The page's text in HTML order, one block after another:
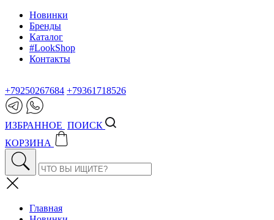
Новинки
Бренды
Каталог
#LookShop
Контакты
+79250267684 +79361718526
ИЗБРАННОЕ ПОИСК
КОРЗИНА
Главная